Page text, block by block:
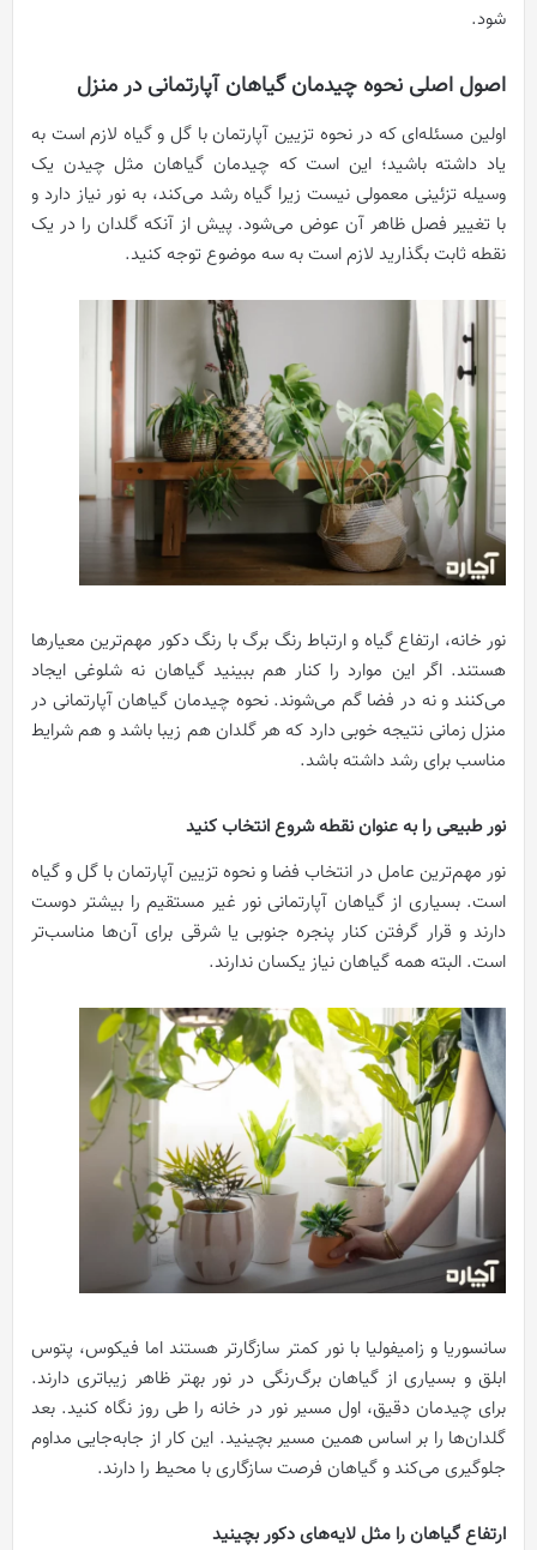
شود.
اصول اصلی نحوه چیدمان گیاهان آپارتمانی در منزل
اولین مسئله‌ای که در نحوه تزیین آپارتمان با گل و گیاه لازم است به
یاد داشته باشید؛ این است که چیدمان گیاهان مثل چیدن یک
وسیله تزئینی معمولی نیست زیرا گیاه رشد می‌کند، به نور نیاز دارد و
با تغییر فصل ظاهر آن عوض می‌شود. پیش از آنکه گلدان را در یک
نقطه ثابت بگذارید لازم است به سه موضوع توجه کنید.
نور خانه، ارتفاع گیاه و ارتباط رنگ برگ با رنگ دکور مهم‌ترین معیارها
هستند. اگر این موارد را کنار هم ببینید گیاهان نه شلوغی ایجاد
می‌کنند و نه در فضا گم می‌شوند. نحوه چیدمان گیاهان آپارتمانی در
منزل زمانی نتیجه خوبی دارد که هر گلدان هم زیبا باشد و هم شرایط
مناسب برای رشد داشته باشد.
نور طبیعی را به عنوان نقطه شروع انتخاب کنید
نور مهم‌ترین عامل در انتخاب فضا و نحوه تزیین آپارتمان با گل و گیاه
است. بسیاری از گیاهان آپارتمانی نور غیر مستقیم را بیشتر دوست
دارند و قرار گرفتن کنار پنجره جنوبی یا شرقی برای آن‌ها مناسب‌تر
است. البته همه گیاهان نیاز یکسان ندارند.
سانسوریا و زامیفولیا با نور کمتر سازگارتر هستند اما فیکوس، پتوس
ابلق و بسیاری از گیاهان برگ‌رنگی در نور بهتر ظاهر زیباتری دارند.
برای چیدمان دقیق، اول مسیر نور در خانه را طی روز نگاه کنید. بعد
گلدان‌ها را بر اساس همین مسیر بچینید. این کار از جابه‌جایی مداوم
جلوگیری می‌کند و گیاهان فرصت سازگاری با محیط را دارند.
ارتفاع گیاهان را مثل لایه‌های دکور بچینید